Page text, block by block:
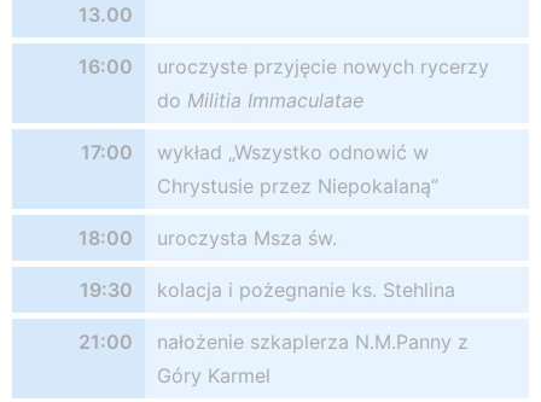
13.00
16:00
uroczyste przyjęcie nowych rycerzy
do Militia Immaculatae
17:00
wykład „Wszystko odnowić w
Chrystusie przez Niepokalaną”
18:00 uroczysta Msza św.
19:30 kolacja i pożegnanie ks. Stehlina
21:00
nałożenie szkaplerza N.M.Panny z
Góry Karmel